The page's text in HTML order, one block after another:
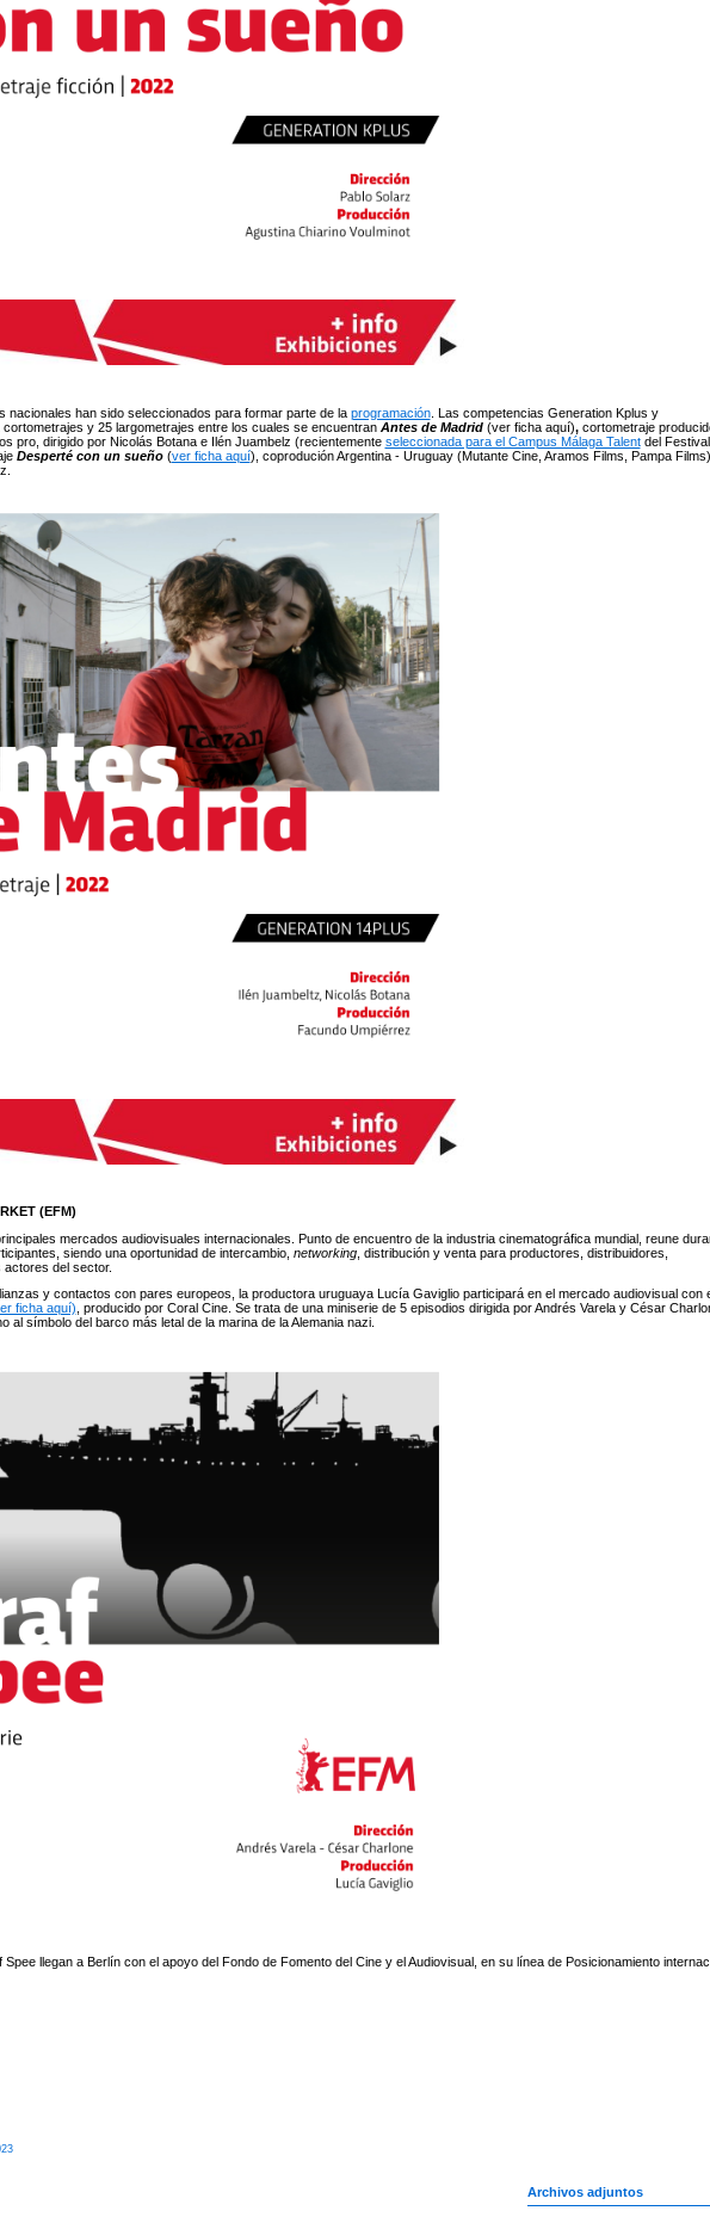
nacionales han sido seleccionados para formar parte de la programación. Las competencias Generation Kplus y
cortometrajes y 25 largometrajes entre los cuales se encuentran Antes de Madrid (ver ficha aquí),cortometraje
pro, dirigido por Nicolás Botana e Ilén Juambelz (recientemente seleccionada para el Campus Málaga Talentdel
Desperté con un sueño (ver ficha aquí), coprodución Argentina - Uruguay (Mutante Cine, Aramos Films, Pampa Films)
(EFM)
mercados audiovisuales internacionales. Punto de encuentro de la industria cinematográfica mundial, reune
siendo una oportunidad de intercambio, networking, distribución y venta para productores, distribuidores,
del sector.
y contactos con pares europeos, la productora uruguaya Lucía Gaviglio participará en el mercado audiovisual con
ficha aquí), producido por Coral Cine. Se trata de una miniserie de 5 episodios dirigida por Andrés Varela y César
al símbolo del barco más letal de la marina de la Alemania nazi.
llegan a Berlín con el apoyo del Fondo de Fomento del Cine y el Audiovisual, en su línea de Posicionamiento
Archivos adjuntos